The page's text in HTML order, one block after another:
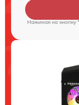
Нажимая на кнопку